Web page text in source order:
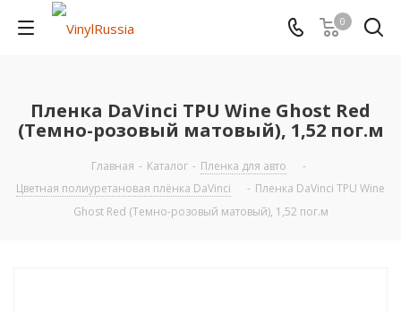
0
Пленка DaVinci TPU Wine Ghost Red
(Темно-розовый матовый), 1,52 пог.м
Главная - Каталог - Пленка для авто
-
Цветная полиуретановая плёнка DaVinci
- Пленка DaVinci TPU Wine
Ghost Red (Темно-розовый матовый), 1,52 пог.м